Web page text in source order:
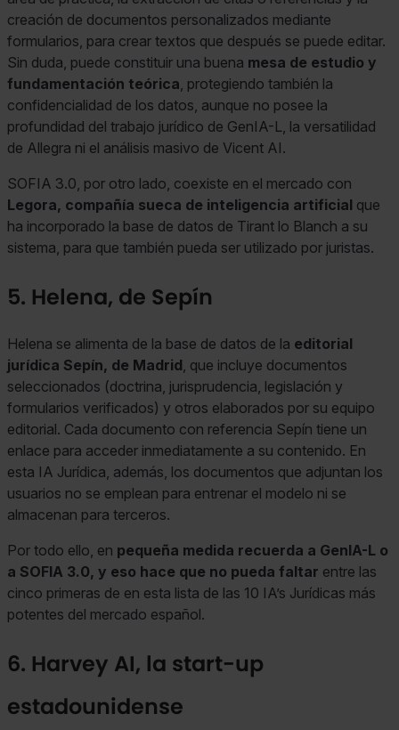
creación de documentos personalizados mediante
formularios, para crear textos que después se puede editar.
Sin duda, puede constituir una buena mesa de estudio y
fundamentación teórica, protegiendo también la
confidencialidad de los datos, aunque no posee la
profundidad del trabajo jurídico de GenIA-L, la versatilidad
de Allegra ni el análisis masivo de Vicent AI.
SOFIA 3.0, por otro lado, coexiste en el mercado con
Legora, compañía sueca de inteligencia artificial que
ha incorporado la base de datos de Tirant lo Blanch a su
sistema, para que también pueda ser utilizado por juristas.
5. Helena, de Sepín
Helena se alimenta de la base de datos de la editorial
jurídica Sepín, de Madrid, que incluye documentos
seleccionados (doctrina, jurisprudencia, legislación y
formularios verificados) y otros elaborados por su equipo
editorial. Cada documento con referencia Sepín tiene un
enlace para acceder inmediatamente a su contenido. En
esta IA Jurídica, además, los documentos que adjuntan los
usuarios no se emplean para entrenar el modelo ni se
almacenan para terceros.
Por todo ello, en pequeña medida recuerda a GenIA-L o
a SOFIA 3.0, y eso hace que no pueda faltar entre las
cinco primeras de en esta lista de las 10 IA’s Jurídicas más
potentes del mercado español.
6. Harvey AI, la start-up
estadounidense